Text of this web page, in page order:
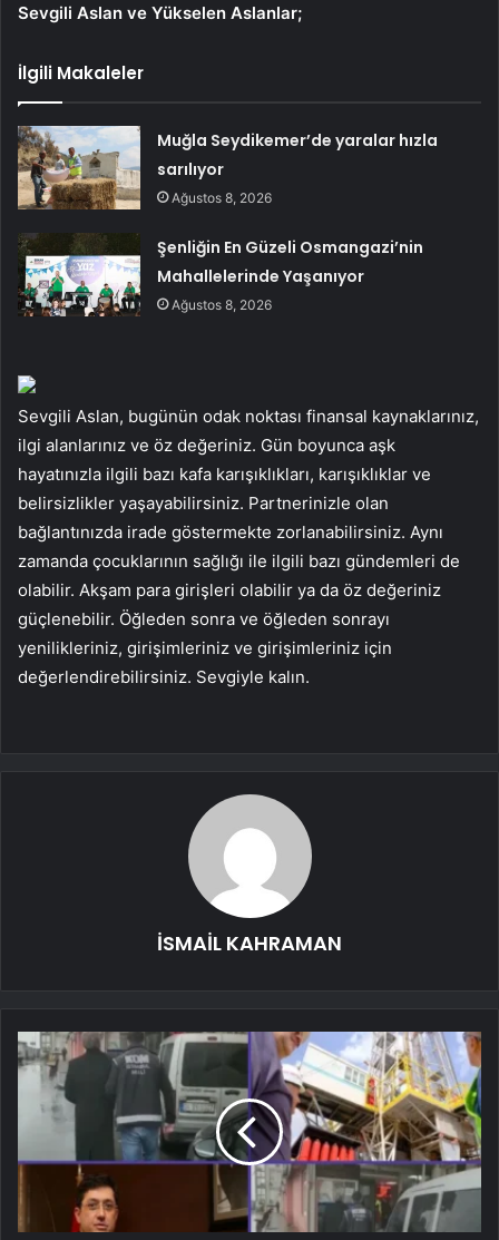
Sevgili Aslan ve Yükselen Aslanlar;
İlgili Makaleler
Muğla Seydikemer’de yaralar hızla
sarılıyor
Ağustos 8, 2026
Şenliğin En Güzeli Osmangazi’nin
Mahallelerinde Yaşanıyor
Ağustos 8, 2026
Sevgili Aslan, bugünün odak noktası finansal kaynaklarınız,
ilgi alanlarınız ve öz değeriniz. Gün boyunca aşk
hayatınızla ilgili bazı kafa karışıklıkları, karışıklıklar ve
belirsizlikler yaşayabilirsiniz. Partnerinizle olan
bağlantınızda irade göstermekte zorlanabilirsiniz. Aynı
zamanda çocuklarının sağlığı ile ilgili bazı gündemleri de
olabilir. Akşam para girişleri olabilir ya da öz değeriniz
güçlenebilir. Öğleden sonra ve öğleden sonrayı
yenilikleriniz, girişimleriniz ve girişimleriniz için
değerlendirebilirsiniz. Sevgiyle kalın.
İSMAİL KAHRAMAN